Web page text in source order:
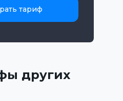
тариф
других